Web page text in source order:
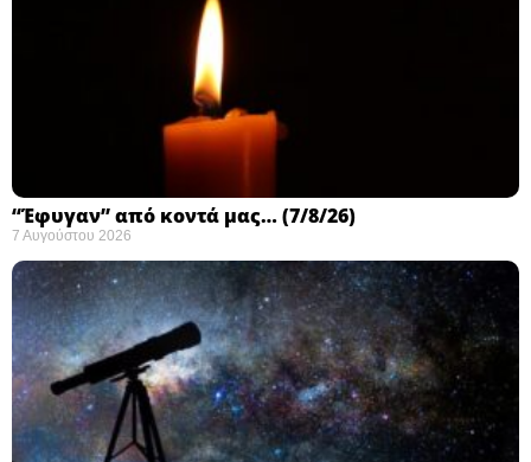
“Έφυγαν” από κοντά μας… (7/8/26)
7 Αυγούστου 2026